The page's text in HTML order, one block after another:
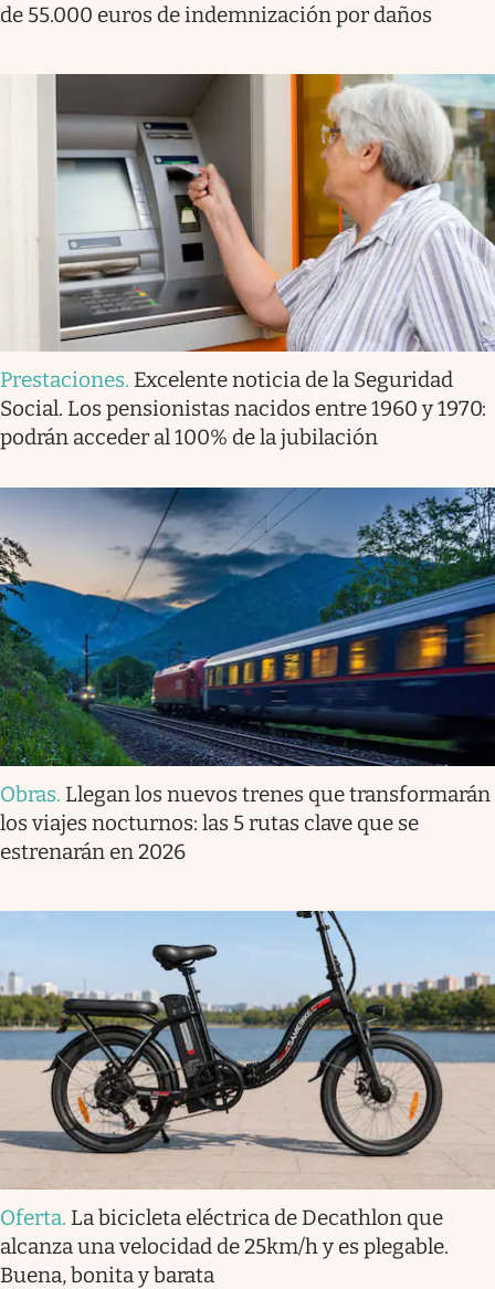
de 55.000 euros de indemnización por daños
Prestaciones. Excelente noticia de la Seguridad
Social. Los pensionistas nacidos entre 1960 y 1970:
podrán acceder al 100% de la jubilación
Obras. Llegan los nuevos trenes que transformarán
los viajes nocturnos: las 5 rutas clave que se
estrenarán en 2026
Oferta. La bicicleta eléctrica de Decathlon que
alcanza una velocidad de 25km/h y es plegable.
Buena, bonita y barata